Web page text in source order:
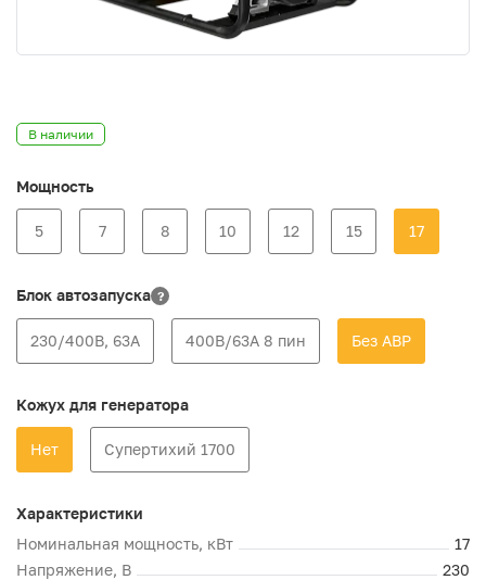
В наличии
Мощность
5 7 8 10 12 15 17
Блок автозапуска ?
230/400В, 63А 400В/63А 8 пин Без АВР
Кожух для генератора
Нет Супертихий 1700
Характеристики
Номинальная мощность, кВт
17
Напряжение, В
230